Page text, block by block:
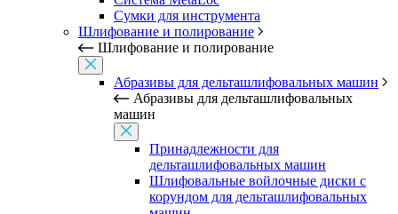
Сумки для инструмента
Шлифование и полирование
Шлифование и полирование
Абразивы для дельташлифовальных машин
Абразивы для дельташлифовальных
машин
Принадлежности для
дельташлифовальных машин
Шлифовальные войлочные диски с
корундом для дельташлифовальных